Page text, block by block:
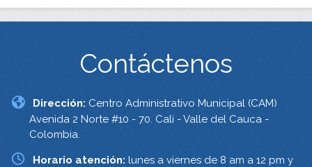
Contáctenos
Dirección: Centro Administrativo Municipal (CAM)
Avenida 2 Norte #10 - 70. Cali - Valle del Cauca -
Colombia.
Horario atención: lunes a viernes de 8 am a 12 pm y